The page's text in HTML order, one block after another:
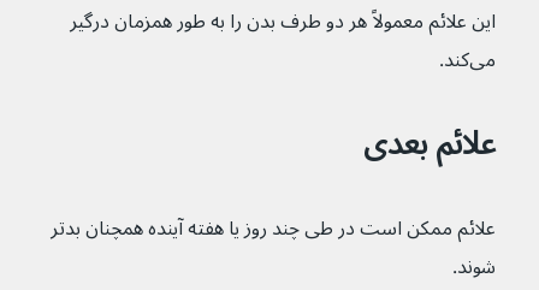
این علائم معمولاً هر دو طرف بدن را به طور همزمان درگیر
می‌کند.
علائم بعدی
علائم ممکن است در طی چند روز یا هفته آینده همچنان بدتر
شوند.